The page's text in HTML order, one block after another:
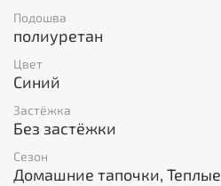
Подошва
полиуретан
Цвет
Синий
Застёжка
Без застёжки
Сезон
Домашние тапочки, Теплые